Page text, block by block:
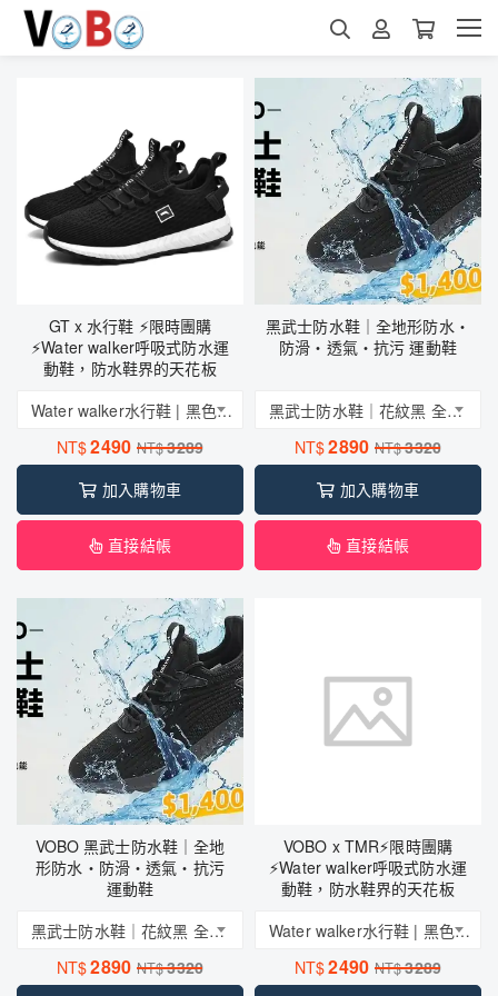
GT x 水行鞋 ⚡限時團購
⚡Water walker呼吸式防水運
動鞋，防水鞋界的天花板
Water walker水行鞋 | 黑色|呼吸式防水運動鞋，舒適透氣、防水防污，打造防水鞋界的天花板
NT$2490 NT$3289
加入購物車
直接結帳
黑武士防水鞋｜全地形防水・
防滑・透氣・抗污 運動鞋
黑武士防水鞋｜花紋黑 全地形防水・防滑・透氣・抗污 運動鞋
NT$2890 NT$3320
加入購物車
直接結帳
VOBO 黑武士防水鞋｜全地
形防水・防滑・透氣・抗污
運動鞋
黑武士防水鞋｜花紋黑 全地形防水・防滑・透氣・抗污 運動鞋
NT$2890 NT$3320
VOBO x TMR⚡限時團購
⚡Water walker呼吸式防水運
動鞋，防水鞋界的天花板
Water walker水行鞋 | 黑色|呼吸式防水運動鞋，舒適透氣、防水防污，打造防水鞋界的天花板
NT$2490 NT$3289